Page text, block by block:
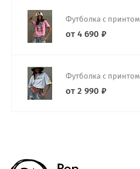
Футболка с принтом
от 4 690 ₽
Футболка с принтом
от 2 990 ₽